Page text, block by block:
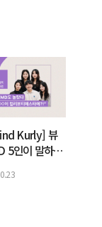
Kurly] 뷰
5인이 말하는